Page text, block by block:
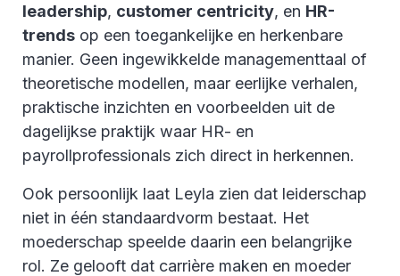
leadership, customer centricity, en HR-
trends op een toegankelijke en herkenbare
manier. Geen ingewikkelde managementtaal of
theoretische modellen, maar eerlijke verhalen,
praktische inzichten en voorbeelden uit de
dagelijkse praktijk waar HR- en
payrollprofessionals zich direct in herkennen.
Ook persoonlijk laat Leyla zien dat leiderschap
niet in één standaardvorm bestaat. Het
moederschap speelde daarin een belangrijke
rol. Ze gelooft dat carrière maken en moeder